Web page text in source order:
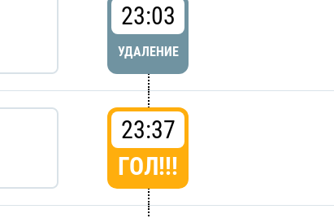
23:03
УДАЛЕНИЕ
23:37
ГОЛ!!!